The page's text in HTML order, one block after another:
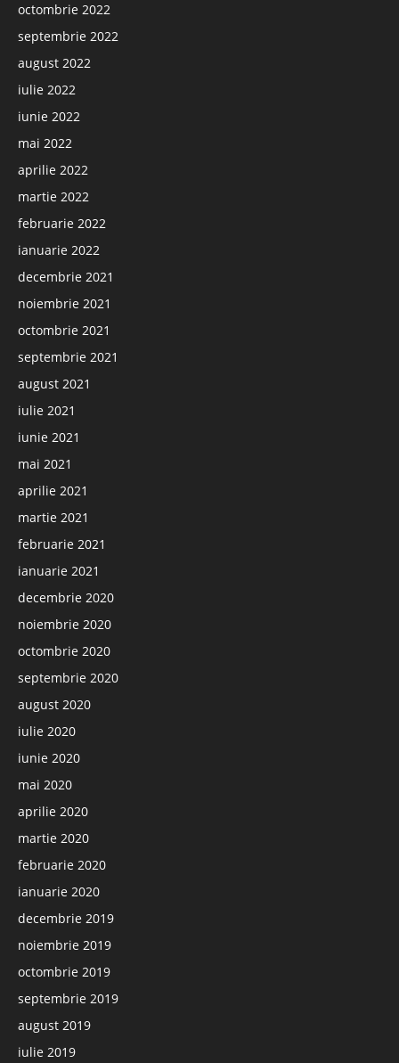
octombrie 2022
septembrie 2022
august 2022
iulie 2022
iunie 2022
mai 2022
aprilie 2022
martie 2022
februarie 2022
ianuarie 2022
decembrie 2021
noiembrie 2021
octombrie 2021
septembrie 2021
august 2021
iulie 2021
iunie 2021
mai 2021
aprilie 2021
martie 2021
februarie 2021
ianuarie 2021
decembrie 2020
noiembrie 2020
octombrie 2020
septembrie 2020
august 2020
iulie 2020
iunie 2020
mai 2020
aprilie 2020
martie 2020
februarie 2020
ianuarie 2020
decembrie 2019
noiembrie 2019
octombrie 2019
septembrie 2019
august 2019
iulie 2019